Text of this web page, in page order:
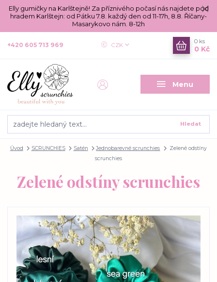
Elly gumičky na Karlštejně! Za příznivého počasí nás najdete pod
hradem Karlštejn: od Pátku 7.8. každý den od 11-17h, 8.8. Říčany-
Masarykovo nám. 8-12h
Menu
CZK
Hledat
+420 605 713 969
0 ks
0 Kč
Úvod SCRUNCHIES Satén Jednobarevné scrunchies
Zelené odstíny
scrunchies
Zelené odstíny scrunchies